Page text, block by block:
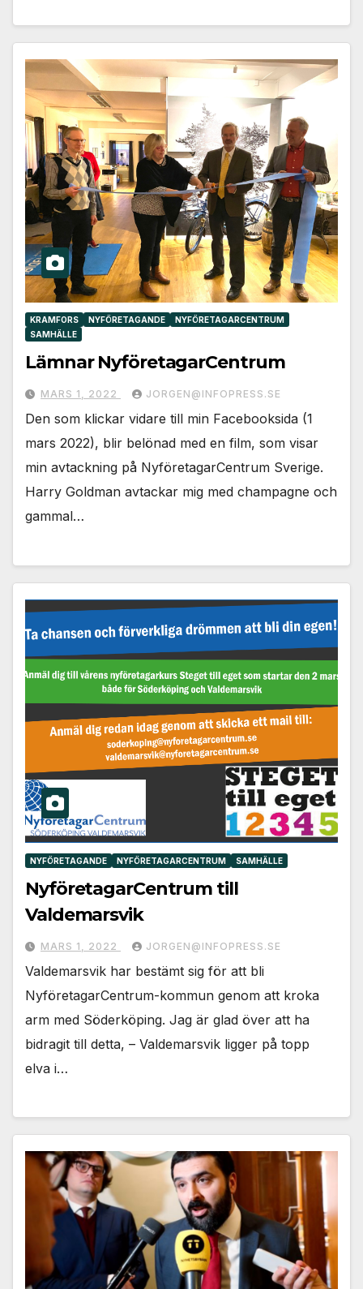
KRAMFORS NYFÖRETAGANDE
NYFÖRETAGARCENTRUM
SAMHÄLLE
Lämnar NyföretagarCentrum
MARS 1, 2022 JORGEN@INFOPRESS.SE
Den som klickar vidare till min Facebooksida (1
mars 2022), blir belönad med en film, som visar
min avtackning på NyföretagarCentrum Sverige.
Harry Goldman avtackar mig med champagne och
gammal…
NYFÖRETAGANDE NYFÖRETAGARCENTRUM SAMHÄLLE
NyföretagarCentrum till
Valdemarsvik
MARS 1, 2022 JORGEN@INFOPRESS.SE
Valdemarsvik har bestämt sig för att bli
NyföretagarCentrum-kommun genom att kroka
arm med Söderköping. Jag är glad över att ha
bidragit till detta, – Valdemarsvik ligger på topp
elva i…